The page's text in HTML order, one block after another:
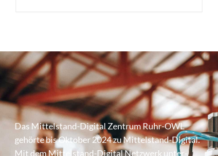
Das Mittel­stand-Digital Zentrum Ruhr-OWL
gehörte bis Oktober 2024 zu Mittel­stand-Digital.
Mit dem Mittel­stand-Digital Netzwerk unter­